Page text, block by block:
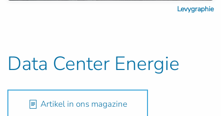
Levygraphie
Data Center Energie
Artikel in ons magazine